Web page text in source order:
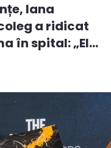
Iana
a ridicat
în spital: „El